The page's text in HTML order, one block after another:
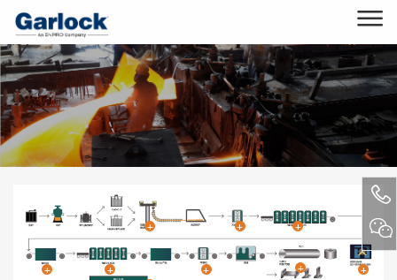
+ + +
+ + + + +